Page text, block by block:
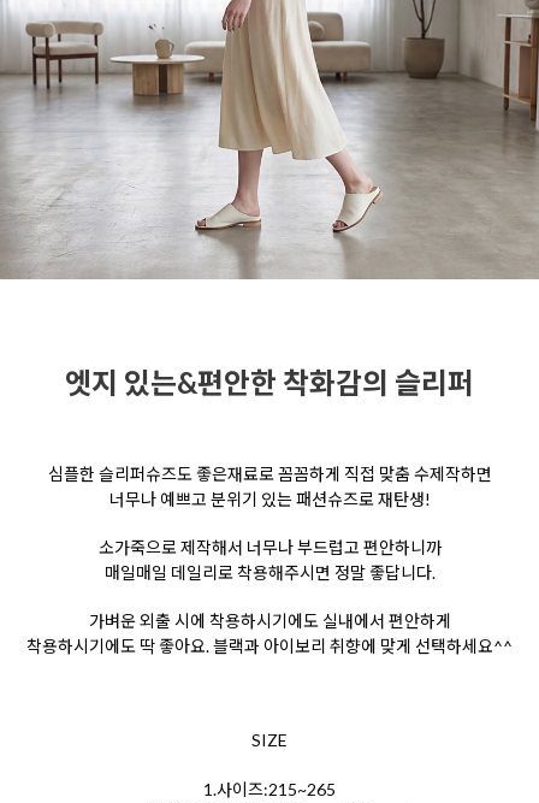
엣지 있는&편안한 착화감의 슬리퍼
심플한 슬리퍼슈즈도 좋은재료로 꼼꼼하게 직접 맞춤 수제작하면
너무나 예쁘고 분위기 있는 패션슈즈로 재탄생!
소가죽으로 제작해서 너무나 부드럽고 편안하니까
매일매일 데일리로 착용해주시면 정말 좋답니다.
가벼운 외출 시에 착용하시기에도 실내에서 편안하게
착용하시기에도 딱 좋아요. 블랙과 아이보리 취향에 맞게 선택하세요^^
SIZE
1.사이즈:215~265